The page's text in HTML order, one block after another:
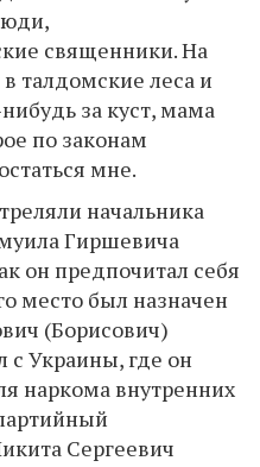
священники. На
талдомские леса и
за куст, мама
по законам
мне.
начальника
Гиршевича
он предпочитал себя
место был назначен
(Борисович)
с Украины, где он
наркома внутренних
Сергеевич